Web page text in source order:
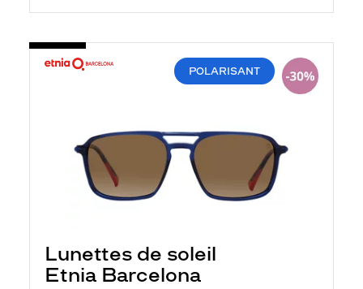
POLARISANT
Lunettes de soleil
Etnia Barcelona